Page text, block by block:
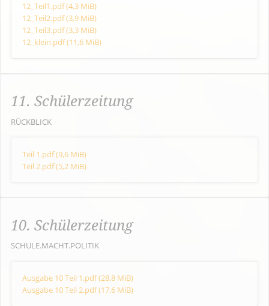
12_Teil1.pdf(4,3 MiB)
12_Teil2.pdf(3,9 MiB)
12_Teil3.pdf(3,3 MiB)
12_klein.pdf(11,6 MiB)
11. Schülerzeitung
RÜCKBLICK
Teil 1.pdf(9,6 MiB)
Teil 2.pdf(5,2 MiB)
10. Schülerzeitung
SCHULE.MACHT.POLITIK
Ausgabe 10 Teil 1.pdf(28,8 MiB)
Ausgabe 10 Teil 2.pdf(17,6 MiB)